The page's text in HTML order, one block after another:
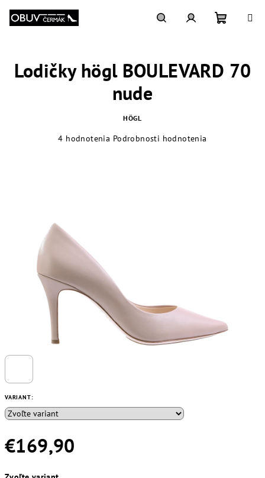
obsah
košík
VARIANT:
€169,90
Lodičky högl BOULEVARD 70
nude
HÖGL
Priemerné
4 hodnotenia Podrobnosti hodnotenia